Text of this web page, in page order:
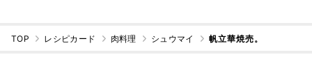
TOP レシピカード 肉料理 シュウマイ 帆立華焼売。